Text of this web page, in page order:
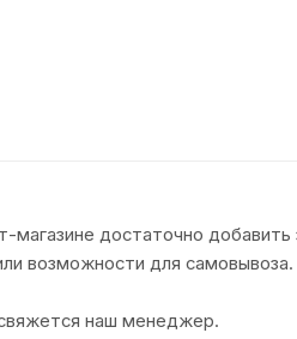
магазине достаточно
возможности для
наш менеджер.